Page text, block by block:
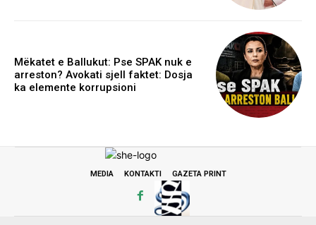
Mëkatet e Ballukut: Pse SPAK nuk e
arreston? Avokati sjell faktet: Dosja
ka elemente korrupsioni
MEDIA KONTAKTI GAZETA PRINT